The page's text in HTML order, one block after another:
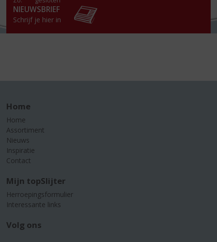
NIEUWSBRIEF
Schrijf je hier in
Home
Home
Assortiment
Nieuws
Inspiratie
Contact
Mijn topSlijter
Herroepingsformulier
Interessante links
Volg ons